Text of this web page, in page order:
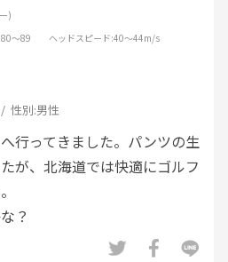
)
:80～89 ヘッドスピード:40～44m/s
性別:男性
行ってきました。パンツの生
が、北海道では快適にゴルフ
？